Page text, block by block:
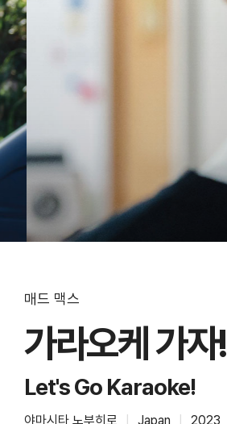
매드 맥스
가라오케 가자!
Let's Go Karaoke!
야마시타 노부히로 Japan 2023